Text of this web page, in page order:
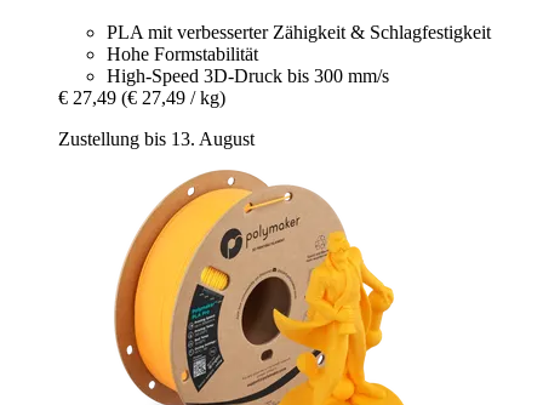
PLA mit verbesserter Zähigkeit & Schlagfestigkeit
Hohe Formstabilität
High-Speed 3D-Druck bis 300 mm/s
€ 27,49 (€ 27,49 / kg)
Zustellung bis 13. August